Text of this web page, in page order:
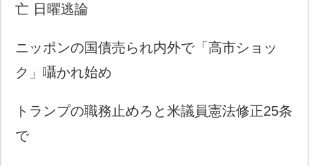
亡 日曜逃論
ニッポンの国債売られ内外で「高市ショッ
ク」囁かれ始め
トランプの職務止めろと米議員憲法修正25条
で